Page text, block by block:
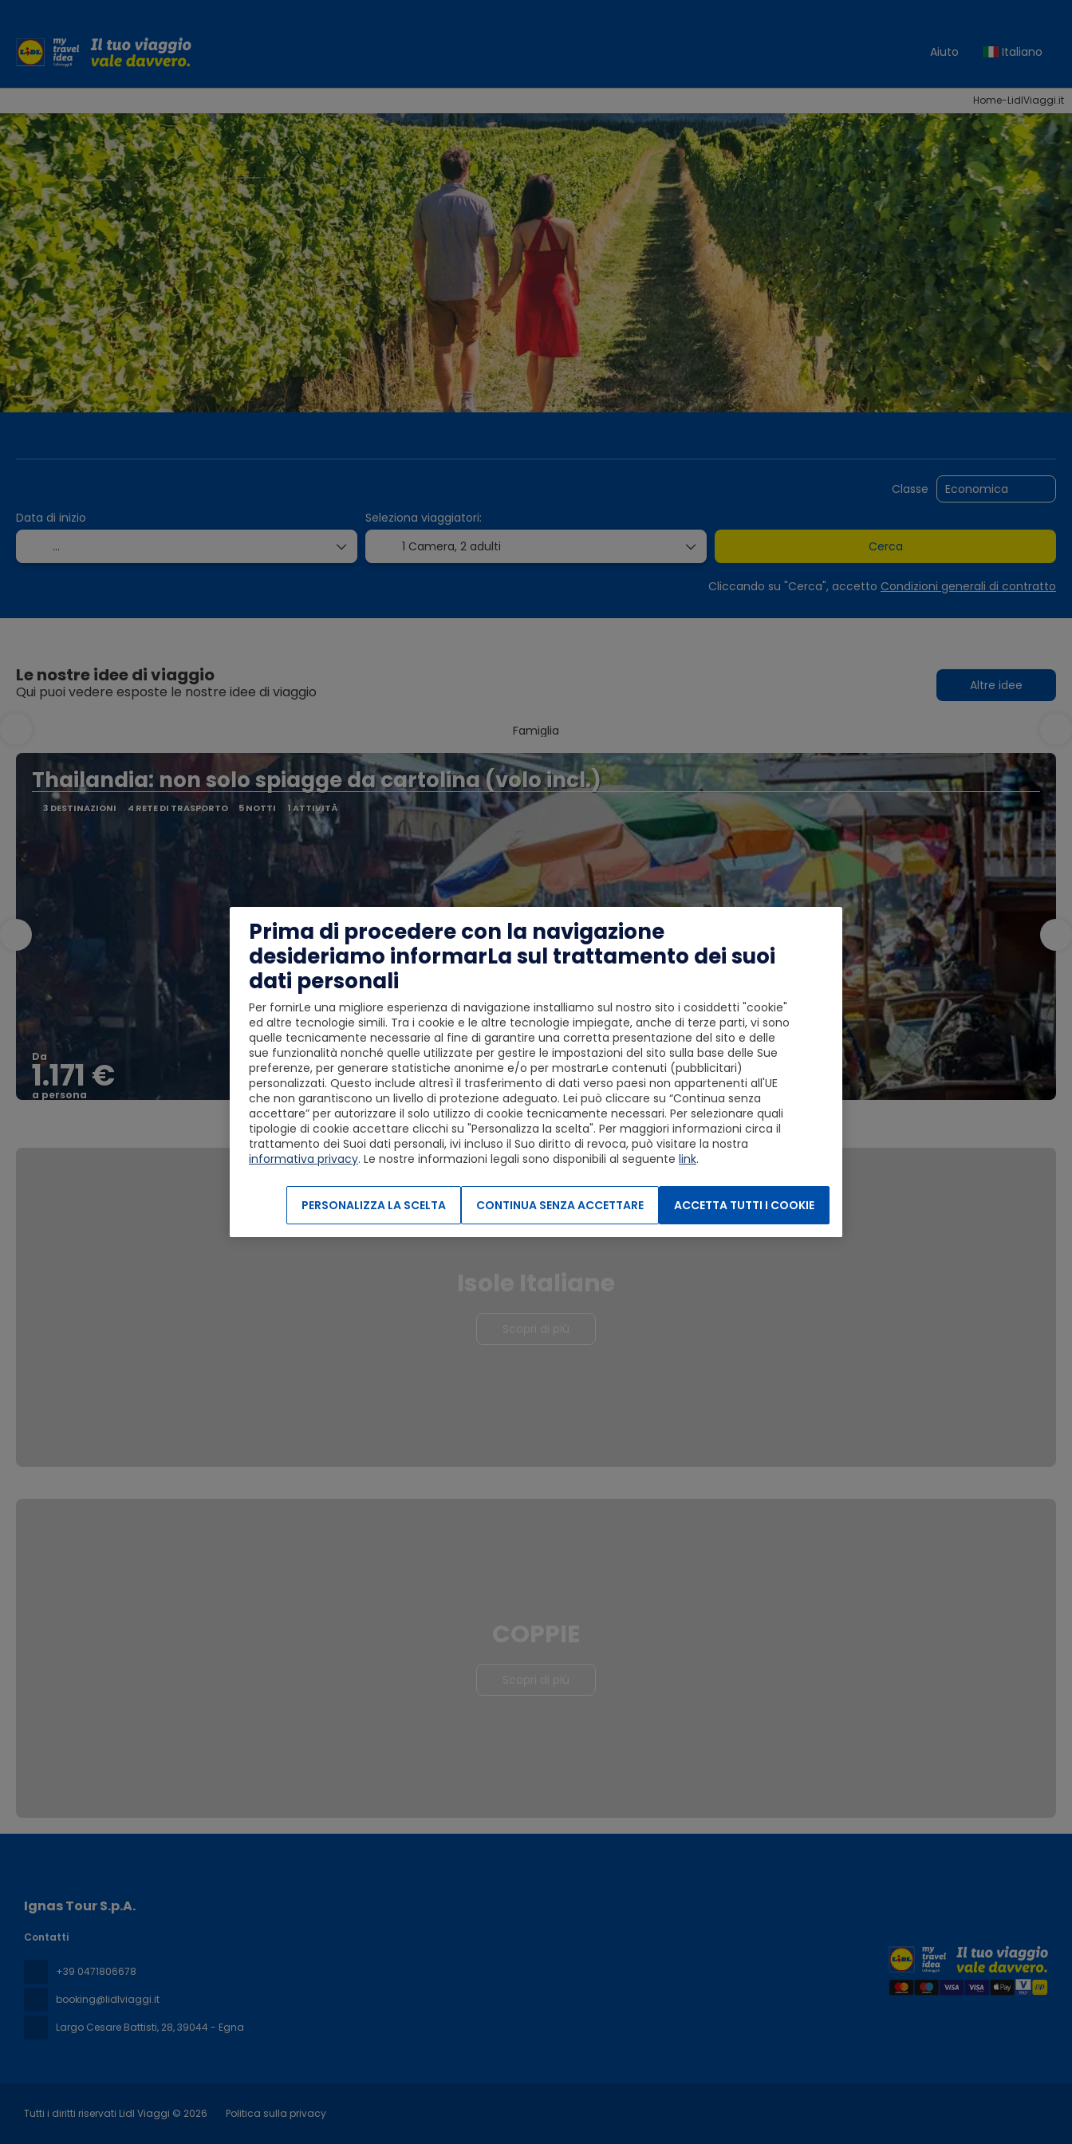
Aiuto Italiano
Home-LidlViaggi.it
Classe
Data di inizio
Seleziona viaggiatori:
1 Camera, 2 adulti Cerca
Cliccando su "Cerca", accetto Condizioni generali di contratto
Le nostre idee di viaggio
Qui puoi vedere esposte le nostre idee di viaggio Altre idee
Famiglia
Thailandia: non solo spiagge da cartolina (volo incl.)
3 DESTINAZIONI 4 RETE DI TRASPORTO 5 NOTTI 1 ATTIVITÀ
Da
1.171 €
a persona
Scopri
Ignas Tour S.p.A.
Contatti
+39 0471806678
booking@lidlviaggi.it
Largo Cesare Battisti, 28, 39044 - Egna
Tutti i diritti riservati Lidl Viaggi © 2026 Politica sulla privacy
Prima di procedere con la navigazione
desideriamo informarLa sul trattamento dei suoi
dati personali
Per fornirLe una migliore esperienza di navigazione installiamo sul nostro sito i cosiddetti "cookie"
ed altre tecnologie simili. Tra i cookie e le altre tecnologie impiegate, anche di terze parti, vi sono
quelle tecnicamente necessarie al fine di garantire una corretta presentazione del sito e delle
sue funzionalità nonché quelle utilizzate per gestire le impostazioni del sito sulla base delle Sue
preferenze, per generare statistiche anonime e/o per mostrarLe contenuti (pubblicitari)
personalizzati. Questo include altresì il trasferimento di dati verso paesi non appartenenti all'UE
che non garantiscono un livello di protezione adeguato. Lei può cliccare su “Continua senza
accettare” per autorizzare il solo utilizzo di cookie tecnicamente necessari. Per selezionare quali
tipologie di cookie accettare clicchi su "Personalizza la scelta". Per maggiori informazioni circa il
trattamento dei Suoi dati personali, ivi incluso il Suo diritto di revoca, può visitare la nostra
informativa privacy. Le nostre informazioni legali sono disponibili al seguente link.
ACCETTA TUTTI I COOKIE
CONTINUA SENZA ACCETTARE
PERSONALIZZA LA SCELTA